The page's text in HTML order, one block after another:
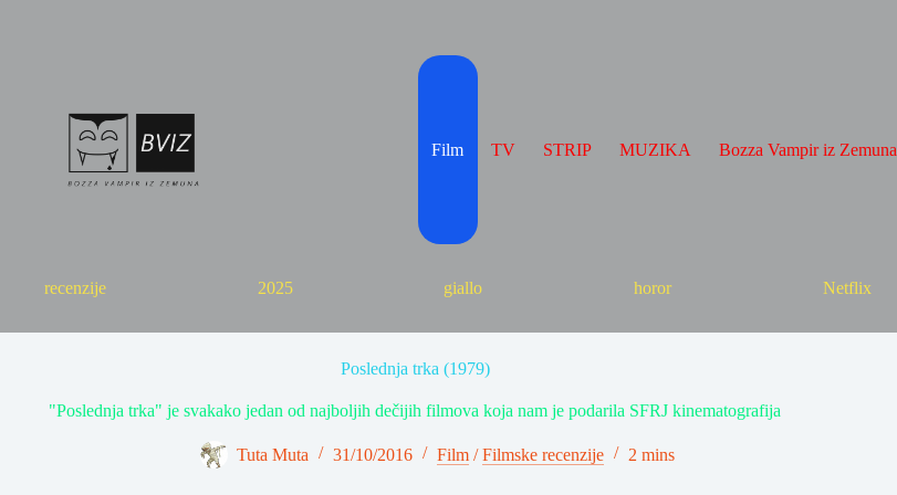
Film TV STRIP MUZIKA Bozza Vampir iz Zemuna
recenzije 2025 giallo horor Netflix
Poslednja trka (1979)
"Poslednja trka" je svakako jedan od najboljih dečijih filmova koja nam je podarila SFRJ kinematografija
Tuta Muta 31/10/2016 Film/Filmske recenzije 2 mins